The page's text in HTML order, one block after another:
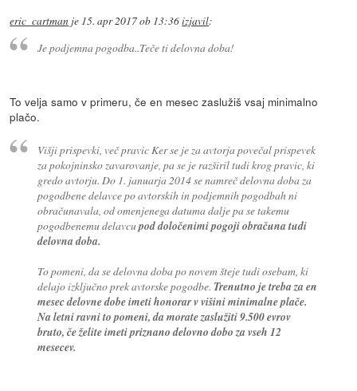
eric_cartman je 15. apr 2017 ob 13:36izjavil:
Je podjemna pogodba..Teče ti delovna doba!
To velja samo v primeru, če en mesec zaslužiš vsaj minimalno
plačo.
Višji prispevki, več pravic Ker se je za avtorja povečal prispevek
za pokojninsko zavarovanje, pa se je razširil tudi krog pravic, ki
gredo avtorju. Do 1. januarja 2014 se namreč delovna doba za
pogodbene delavce po avtorskih in podjemnih pogodbah ni
obračunavala, od omenjenega datuma dalje pa se takemu
pogodbenemu delavcupod določenimi pogoji obračuna tudi
delovna doba.
To pomeni, da se delovna doba po novem šteje tudi osebam, ki
delajo izključno prek avtorske pogodbe. Trenutno je treba za en
mesec delovne dobe imeti honorar v višini minimalne plače.
Na letni ravni to pomeni, da morate zaslužiti 9.500 evrov
bruto, če želite imeti priznano delovno dobo za vseh 12
mesecev.